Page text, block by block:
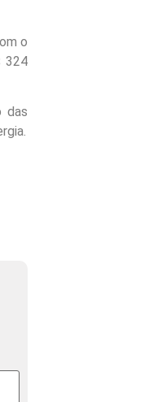
o
324
das